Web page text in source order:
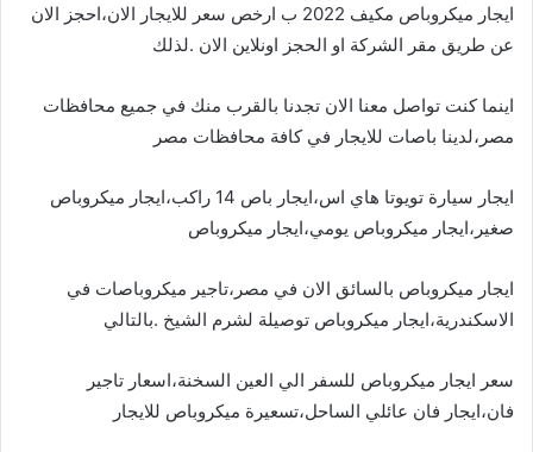
ايجار ميكروباص مكيف 2022 ب ارخص سعر للايجار الان،احجز الان
عن طريق مقر الشركة او الحجز اونلاين الان .لذلك
اينما كنت تواصل معنا الان تجدنا بالقرب منك في جميع محافظات
مصر،لدينا باصات للايجار في كافة محافظات مصر
ايجار سيارة تويوتا هاي اس،ايجار باص 14 راكب،ايجار ميكروباص
صغير،ايجار ميكروباص يومي،ايجار ميكروباص
ايجار ميكروباص بالسائق الان في مصر،تاجير ميكروباصات في
الاسكندرية،ايجار ميكروباص توصيلة لشرم الشيخ .بالتالي
سعر ايجار ميكروباص للسفر الي العين السخنة،اسعار تاجير
فان،ايجار فان عائلي الساحل،تسعيرة ميكروباص للايجار